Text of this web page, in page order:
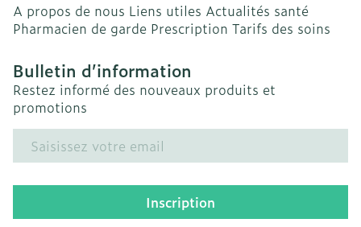
A propos de nous Liens utiles Actualités santé
Pharmacien de garde Prescription Tarifs des soins
Bulletin d’information
Restez informé des nouveaux produits et
promotions
Adresse mail
Inscription